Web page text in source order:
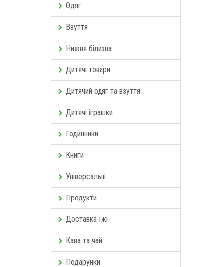
Одяг
Взуття
Нижня білизна
Дитячі товари
Дитячий одяг та взуття
Дитячі іграшки
Годинники
Книги
Універсальні
Продукти
Доставка їжі
Кава та чай
Подарунки